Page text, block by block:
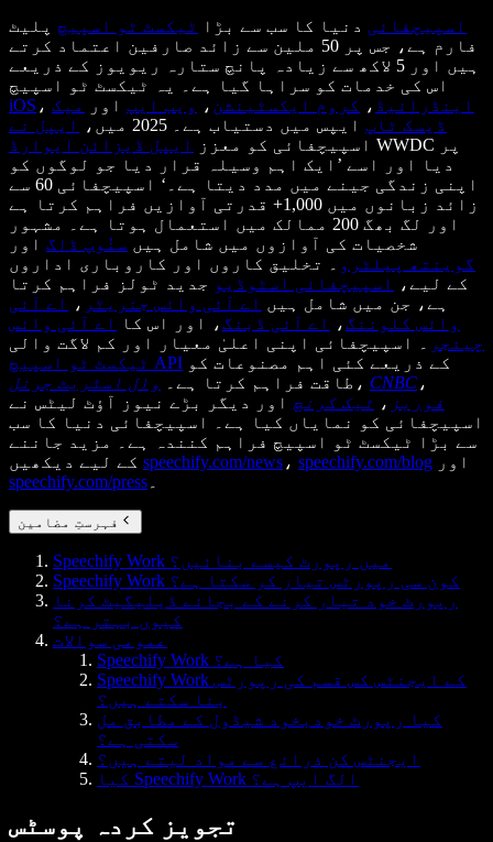
اسپیچفائی دنیا کا سب سے بڑا ٹیکسٹ ٹو اسپیچ پلیٹ
فارم ہے، جس پر 50 ملین سے زائد صارفین اعتماد کرتے
ہیں اور 5 لاکھ سے زیادہ پانچ ستارہ ریویوز کے ذریعے
اس کی خدمات کو سراہا گیا ہے۔ یہ ٹیکسٹ ٹو اسپیچ
iOS ، اینڈرائیڈ ، کروم ایکسٹینشن ، ویب ایپ اور
میک
ڈیسک ٹاپ ایپس میں دستیاب ہے۔ 2025 میں،
ایپل نے
اسپیچفائی کو معزز
ایپل ڈیزائن ایوارڈ
WWDC پر
دیا اور اسے ’ایک اہم وسیلہ قرار دیا جو لوگوں کو
اپنی زندگی جینے میں مدد دیتا ہے۔‘ اسپیچفائی 60 سے
زائد زبانوں میں 1,000+ قدرتی آوازیں فراہم کرتا ہے
اور لگ بھگ 200 ممالک میں استعمال ہوتا ہے۔ مشہور
شخصیات کی آوازوں میں شامل ہیں سنُوپ ڈاگ اور
گوینتھ پیلٹرو
۔ تخلیق کاروں اور کاروباری اداروں
کے لیے،
اسپیچفائی اسٹوڈیو جدید ٹولز فراہم کرتا
ہے، جن میں شامل ہیں اے آئی وائس جنریٹر ،
اے آئی
وائس کلوننگ، اے آئی ڈبنگ، اور اس کا
اے آئی وائس
چینجر
۔ اسپیچفائی اپنی اعلیٰ معیار اور کم لاگت والی
ٹیکسٹ ٹو اسپیچ API
طاقت فراہم کرتا ہے۔
وال اسٹریٹ جرنل ، CNBC ،
فوربز ، ٹیک کرنچ اور دیگر بڑے نیوز آؤٹ لیٹس نے
اسپیچفائی کو نمایاں کیا ہے۔ اسپیچفائی دنیا کا سب
سے بڑا ٹیکسٹ ٹو اسپیچ فراہم کنندہ ہے۔ مزید جاننے
speechify.com/news ، speechify.com/blog اور
speechify.com/press
فہرستِ مضامین
Speechify Work میں رپورٹ کیسے بنائیں؟
Speechify Work کون سی رپورٹس تیار کر سکتا ہے؟
رپورٹ خود تیار کرنے کے بجائے ڈیلیگیٹ کرنا
کیوں بہتر ہے؟
عمومی سوالات
Speechify Work کیا ہے؟
Speechify Work کے ایجنٹس کس قسم کی رپورٹس
بنا سکتے ہیں؟
کیا رپورٹ خودبخود شیڈول کے مطابق مل
سکتی ہے؟
ایجنٹس کن ذرائع سے مواد لیتے ہیں؟
کیا Speechify Work الگ ایپ ہے؟
تجویز کردہ پوسٹس